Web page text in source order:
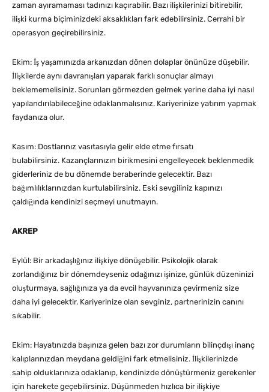
zaman ayıramaması tadınızı kaçırabilir. Bazı ilişkilerinizi bitirebilir,
ilişki kurma biçiminizdeki aksaklıkları fark edebilirsiniz. Cerrahi bir
operasyon geçirebilirsiniz.
Ekim: İş yaşamınızda arkanızdan dönen dolaplar önünüze düşebilir.
İlişkilerde aynı davranışları yaparak farklı sonuçlar almayı
beklememelisiniz. Sorunları görmezden gelmek yerine daha iyi nasıl
yapılandırılabileceğine odaklanmalısınız. Kariyerinize yatırım yapmak
faydanıza olur.
Kasım: Dostlarınız vasıtasıyla gelir elde etme fırsatı
bulabilirsiniz. Kazançlarınızın birikmesini engelleyecek beklenmedik
giderleriniz de bu dönemde beraberinde gelecektir. Bazı
bağımlılıklarınızdan kurtulabilirsiniz. Eski sevgiliniz kapınızı
çaldığında kendinizi seçmeyi unutmayın.
AKREP
Eylül: Bir arkadaşlığınız ilişkiye dönüşebilir. Psikolojik olarak
zorlandığınız bir dönemdeyseniz odağınızı işinize, günlük düzeninizi
oluşturmaya, sağlığınıza ya da evcil hayvanınıza çevirmeniz size
daha iyi gelecektir. Kariyerinize olan sevginiz, partnerinizin canını
sıkabilir.
Ekim: Hayatınızda başınıza gelen bazı zor durumların bilinçdışı inanç
kalıplarınızdan meydana geldiğini fark etmelisiniz. İlişkilerinizde
sahip olduklarınıza odaklanıp, kendinizde dönüştürmeniz gerekenler
için harekete geçebilirsiniz. Düşünmeden hızlıca bir ilişkiye